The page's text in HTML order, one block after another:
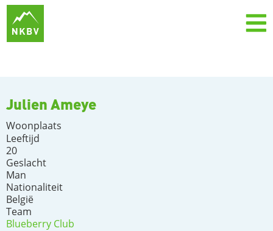
Julien Ameye
Woonplaats
Leeftijd
20
Geslacht
Man
Nationaliteit
België
Team
Blueberry Club